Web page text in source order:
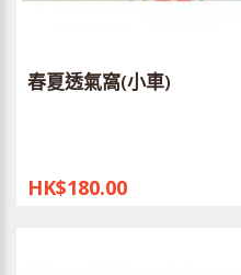
春夏透氣窩(小車)
HK$180.00